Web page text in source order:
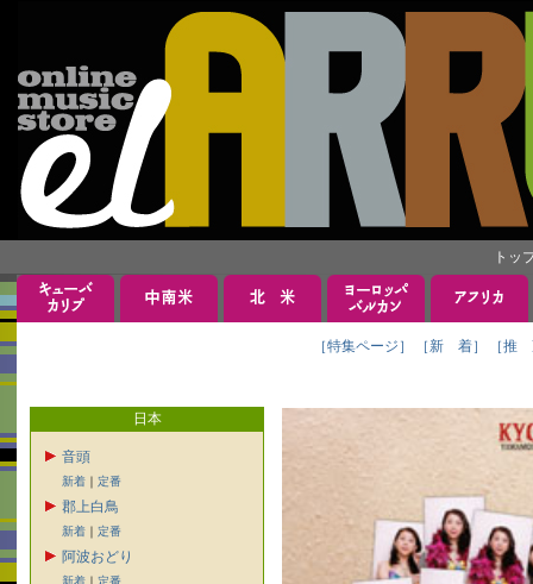
トッ
［特集ページ］ ［新 着］ ［推
日本
音頭
新着 ｜ 定番
郡上白鳥
新着 ｜ 定番
阿波おどり
新着 ｜ 定番